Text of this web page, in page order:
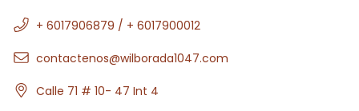
+ 6017906879 / + 6017900012
contactenos@wilborada1047.com
Calle 71 # 10- 47 Int 4